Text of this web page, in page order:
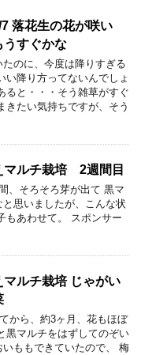
落花生の花が咲い
すぐかな
のに、今度は降りすぎる
い降り方ってないんでしょ
ると・・・そう雑草がすぐ
きたい気持ちですが、そう
マルチ栽培 2週間目
、そろそろ芽が出て 黒マ
思いましたが、こんな状
もあわせて。 スポンサー
マルチ栽培 じゃがい
から、約3ヶ月、花もほぼ
黒マルチをはずしてのぞい
ももできていたので、 梅